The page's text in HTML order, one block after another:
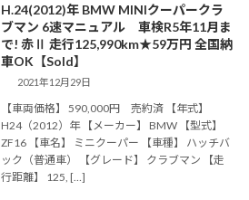
H.24(2012)年 BMW MINIクーパークラ
ブマン 6速マニュアル 車検R5年11月ま
で! 赤Ⅱ 走行125,990km★59万円 全国納
車OK【Sold】
2021年12月29日
【車両価格】 590,000円 売約済 【年式】
H24（2012）年 【メーカー】 BMW 【型式】
ZF16 【車名】 ミニクーパー 【車種】 ハッチバ
ック（普通車） 【グレード】 クラブマン 【走
行距離】 125, […]